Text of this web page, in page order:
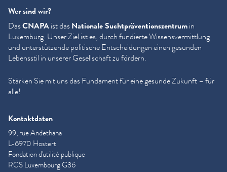
Wer sind wir?
DasCNAPAist dasNationale Sucht­präven­tion­szen­trumin
Luxemburg. Unser Ziel ist es, durch fundierte Wis­sensver­mit­tlung
und unter­stützende politische Entschei­dun­gen einen gesunden
Lebensstil in unserer Gesellschaft zu fördern.
Stärken Sie mit uns das Fundament für eine gesunde Zukunft – für
alle!
Kontaktdaten
99, rue Andethana
L-6970 Hostert
Fondation d'utilité publique
RCS Luxembourg G36